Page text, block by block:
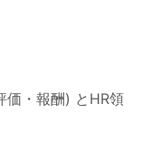
価・報酬) とHR領